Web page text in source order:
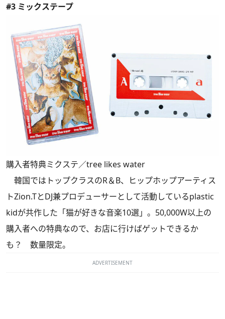
#3 ミックステープ
購入者特典ミクステ／tree likes water
韓国ではトップクラスのR＆B、ヒップホップアーティス
トZion.TとDJ兼プロデューサーとして活動しているplastic
kidが共作した「猫が好きな音楽10選」。50,000W以上の
購入者への特典なので、お店に行けばゲットできるか
も？ 数量限定。
ADVERTISEMENT